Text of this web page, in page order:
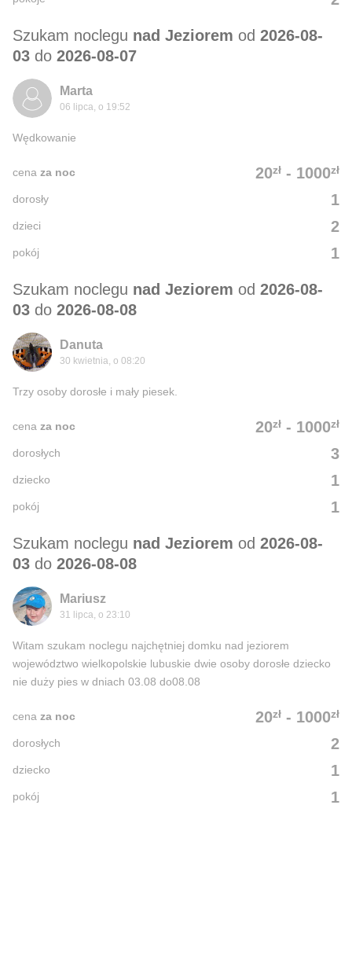
Szukam noclegu nad Jeziorem od 2026-08-
03 do 2026-08-07
Marta
06 lipca, o 19:52
Wędkowanie
20zł - 1000zł
cena za noc
1
dorosły
2
dzieci
1
pokój
Szukam noclegu nad Jeziorem od 2026-08-
03 do 2026-08-08
Danuta
30 kwietnia, o 08:20
Trzy osoby dorosłe i mały piesek.
20zł - 1000zł
cena za noc
3
dorosłych
1
dziecko
1
pokój
Szukam noclegu nad Jeziorem od 2026-08-
03 do 2026-08-08
Mariusz
31 lipca, o 23:10
Witam szukam noclegu najchętniej domku nad jeziorem
województwo wielkopolskie lubuskie dwie osoby dorosłe dziecko
nie duży pies w dniach 03.08 do08.08
20zł - 1000zł
cena za noc
2
dorosłych
1
dziecko
1
pokój